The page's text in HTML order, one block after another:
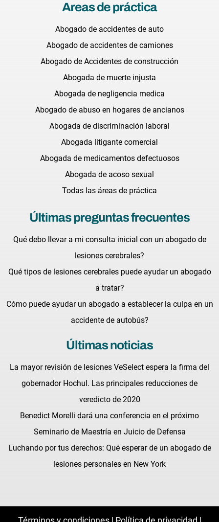
Areas de práctica
Abogado de accidentes de auto
Abogado de accidentes de camiones
Abogado de Accidentes de construcción
Abogada de muerte injusta
Abogada de negligencia medica
Abogado de abuso en hogares de ancianos
Abogada de discriminación laboral
Abogada litigante comercial
Abogada de medicamentos defectuosos
Abogada de acoso sexual
Todas las áreas de práctica
Últimas preguntas frecuentes
Qué debo llevar a mi consulta inicial con un abogado de
lesiones cerebrales?
Qué tipos de lesiones cerebrales puede ayudar un abogado
a tratar?
Cómo puede ayudar un abogado a establecer la culpa en un
accidente de autobús?
Últimas noticias
La mayor revisión de lesiones VeSelect espera la firma del
gobernador Hochul. Las principales reducciones de
veredicto de 2020
Benedict Morelli dará una conferencia en el próximo
Seminario de Maestría en Juicio de Defensa
Luchando por tus derechos: Qué esperar de un abogado de
lesiones personales en New York